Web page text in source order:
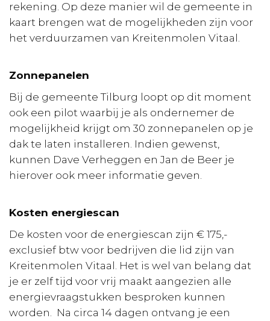
rekening. Op deze manier wil de gemeente in
kaart brengen wat de mogelijkheden zijn voor
het verduurzamen van Kreitenmolen Vitaal.
Zonnepanelen
Bij de gemeente Tilburg loopt op dit moment
ook een pilot waarbij je als ondernemer de
mogelijkheid krijgt om 30 zonnepanelen op je
dak te laten installeren. Indien gewenst,
kunnen Dave Verheggen en Jan de Beer je
hierover ook meer informatie geven.
Kosten energiescan
De kosten voor de energiescan zijn € 175,-
exclusief btw voor bedrijven die lid zijn van
Kreitenmolen Vitaal. Het is wel van belang dat
je er zelf tijd voor vrij maakt aangezien alle
energievraagstukken besproken kunnen
worden. Na circa 14 dagen ontvang je een